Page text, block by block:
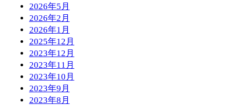
2026年5月
2026年2月
2026年1月
2025年12月
2023年12月
2023年11月
2023年10月
2023年9月
2023年8月